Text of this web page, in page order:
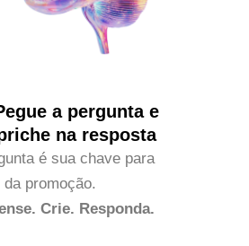
a pergunta e
na resposta
é sua chave para
promoção.
Crie. Responda.